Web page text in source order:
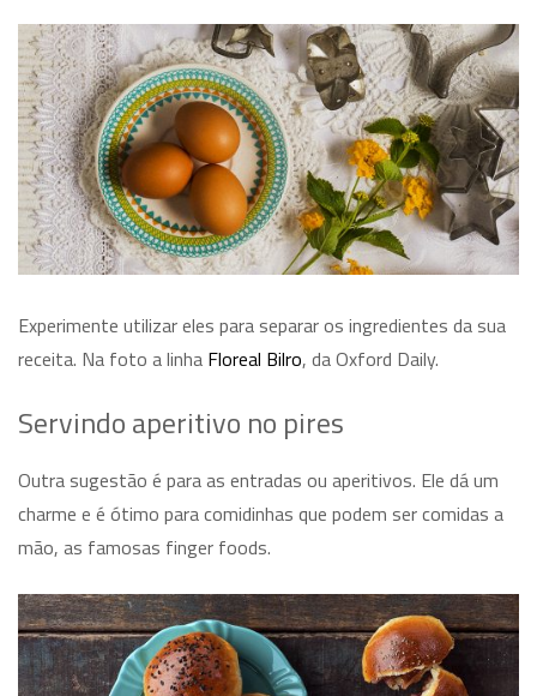
Experimente utilizar eles para separar os ingredientes da sua
receita. Na foto a linha Floreal Bilro, da Oxford Daily.
Servindo aperitivo no pires
Outra sugestão é para as entradas ou aperitivos. Ele dá um
charme e é ótimo para comidinhas que podem ser comidas a
mão, as famosas finger foods.